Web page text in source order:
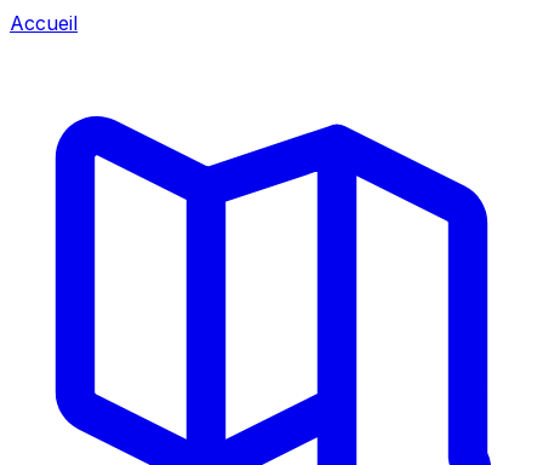
Accueil